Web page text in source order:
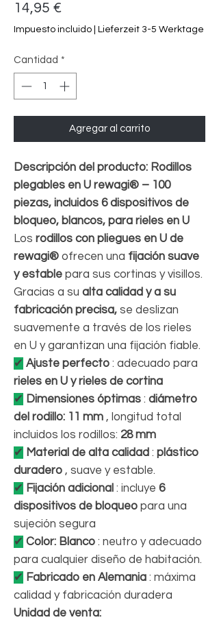
14,95 €
Impuesto incluido Lieferzeit 3-5 Werktage
Cantidad *
Agregar al carrito
Descripción del producto: Rodillos
plegables en U rewagi® – 100
piezas, incluidos 6 dispositivos de
bloqueo, blancos, para rieles en U
Los rodillos con pliegues en U de
rewagi® ofrecen una fijación suave
y estable para sus cortinas y visillos.
Gracias a su alta calidad y a su
fabricación precisa, se deslizan
suavemente a través de los rieles
en U y garantizan una fijación fiable.
✔ Ajuste perfecto : adecuado para
rieles en U y rieles de cortina
✔ Dimensiones óptimas : diámetro
del rodillo: 11 mm , longitud total
incluidos los rodillos: 28 mm
✔ Material de alta calidad : plástico
duradero , suave y estable.
✔ Fijación adicional : incluye 6
dispositivos de bloqueo para una
sujeción segura
✔ Color: Blanco : neutro y adecuado
para cualquier diseño de habitación.
✔ Fabricado en Alemania : máxima
calidad y fabricación duradera
Unidad de venta: